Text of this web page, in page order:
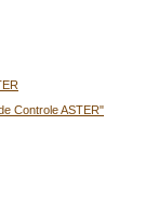
Controle ASTER"